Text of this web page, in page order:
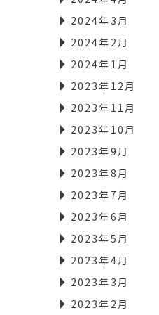
2024年3月
2024年2月
2024年1月
2023年12月
2023年11月
2023年10月
2023年9月
2023年8月
2023年7月
2023年6月
2023年5月
2023年4月
2023年3月
2023年2月